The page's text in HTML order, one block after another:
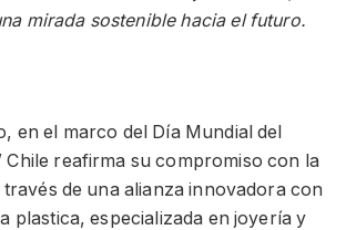
mirada sostenible hacia el futuro.
en el marco del Día Mundial del
Chile reafirma su compromiso con la
través de una alianza innovadora con
plastica, especializada en joyería y